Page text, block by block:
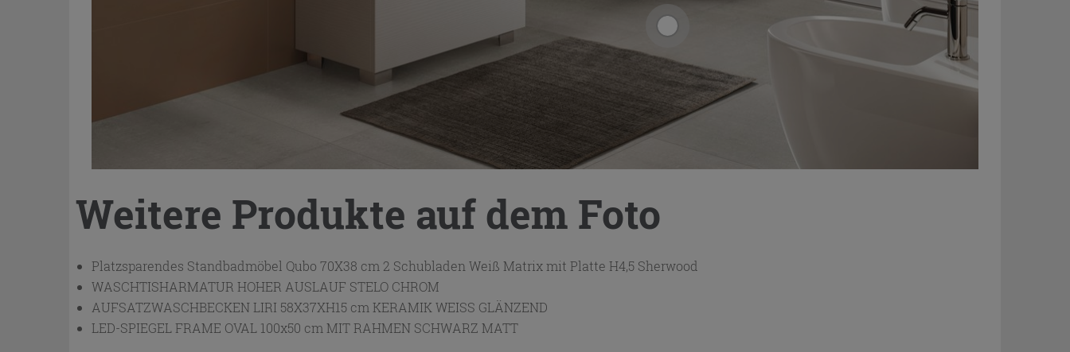
Weitere Produkte auf dem Foto
Platzsparendes Standbadmöbel Qubo 70X38 cm 2 Schubladen Weiß Matrix mit Platte H4,5 Sherwood
WASCHTISHARMATUR HOHER AUSLAUF STELO CHROM
AUFSATZWASCHBECKEN LIRI 58X37XH15 cm KERAMIK WEISS GLÄNZEND
LED-SPIEGEL FRAME OVAL 100x50 cm MIT RAHMEN SCHWARZ MATT